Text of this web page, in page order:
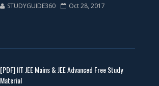
STUDYGUIDE360 Oct 28, 2017
[PDF] IIT JEE Mains & JEE Advanced Free Study
Material